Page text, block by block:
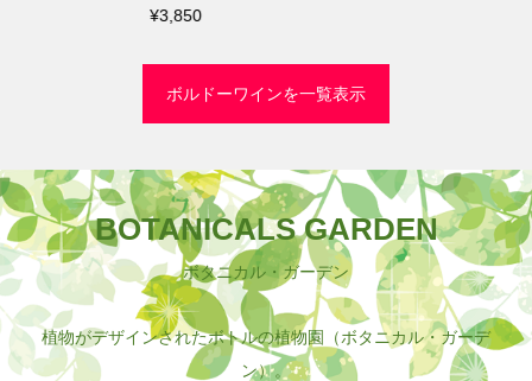
ボルドーワインを一覧表示
BOTANICALS GARDEN
ボタニカル・ガーデン
植物がデザインされたボトルの植物園（ボタニカル・ガーデ
ン）。